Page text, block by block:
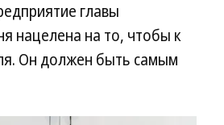
главы
нацелена на то, чтобы к
Он должен быть самым